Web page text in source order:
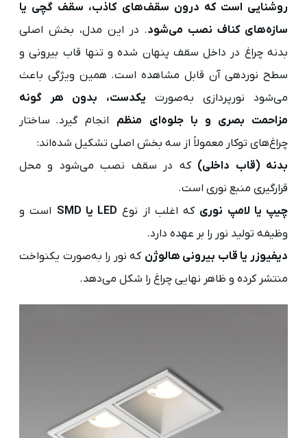
روشنایی است که درون سقف‌های کاذب، سقف گچی یا
سازه‌های کناف نصب می‌شود. در این مدل، بخش اصلی
بدنه چراغ در داخل سقف پنهان شده و تنها قاب بیرونی و
سطح نوردهی آن قابل مشاهده است. همین ویژگی باعث
می‌شود نورپردازی به‌صورت یکدست، بدون هر گونه
مزاحمت بصری و با جلوه‌ای منظم انجام گیرد. ساختار
چراغ‌های توکار معمولاً از سه بخش اصلی تشکیل شده‌اند:
بدنه (قاب داخلی) که در سقف نصب می‌شود و محل
قرارگیری منبع نوری است.
چیپ یا لامپ نوری که اغلب از نوع LED یا SMD
است و
وظیفه تولید نور را بر عهده دارد.
دیفیوزر یا قاب بیرونی هالوژن که نور را به‌صورت یکنواخت
منتشر کرده و ظاهر نهایی چراغ را شکل می‌دهد.